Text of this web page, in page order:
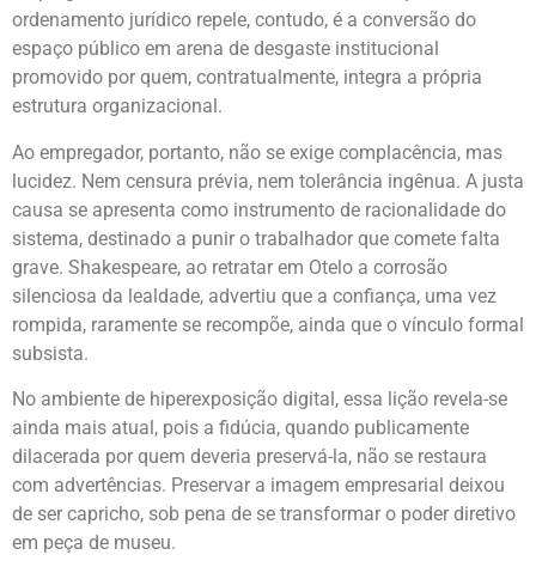
ordenamento jurídico repele, contudo, é a conversão do
espaço público em arena de desgaste institucional
promovido por quem, contratualmente, integra a própria
estrutura organizacional.
Ao empregador, portanto, não se exige complacência, mas
lucidez. Nem censura prévia, nem tolerância ingênua. A justa
causa se apresenta como instrumento de racionalidade do
sistema, destinado a punir o trabalhador que comete falta
grave. Shakespeare, ao retratar em Otelo a corrosão
silenciosa da lealdade, advertiu que a confiança, uma vez
rompida, raramente se recompõe, ainda que o vínculo formal
subsista.
No ambiente de hiperexposição digital, essa lição revela-se
ainda mais atual, pois a fidúcia, quando publicamente
dilacerada por quem deveria preservá-la, não se restaura
com advertências. Preservar a imagem empresarial deixou
de ser capricho, sob pena de se transformar o poder diretivo
em peça de museu.